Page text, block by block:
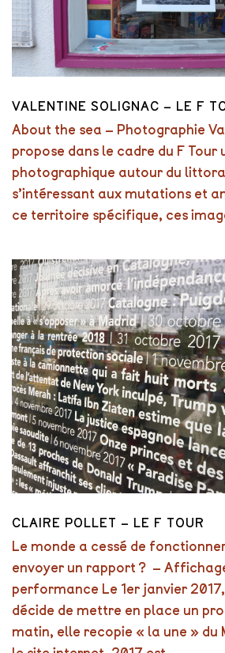
VALENTINE SOLIGNAC – LE F
About the sea – Photographie
propose dans le cadre du F Tour
photographique autour du
s’intéressant aux mutations et
ce territoire spécifique, ces
CLAIRE POLLET – LE F TOUR
Le monde a cessé de
envoyer un rapport ? –
performance Le 1er janvier
décide de mettre en place un
matin, elle recopie « la une » du